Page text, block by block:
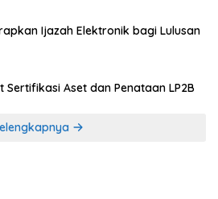
Ijazah Elektronik bagi Lulusan
Sertifikasi Aset dan Penataan LP2B